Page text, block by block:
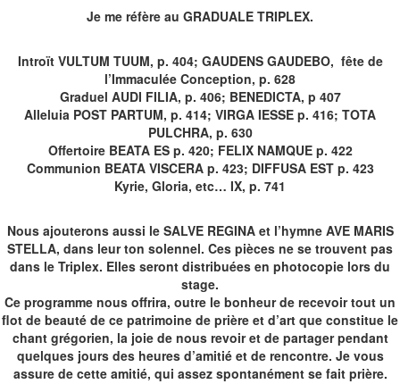
Je me réfère au GRADUALE TRIPLEX.
Introït VULTUM TUUM, p. 404; GAUDENS GAUDEBO, fête de
l’Immaculée Conception, p. 628
Graduel AUDI FILIA, p. 406; BENEDICTA, p 407
Alleluia POST PARTUM, p. 414; VIRGA IESSE p. 416; TOTA
PULCHRA, p. 630
Offertoire BEATA ES p. 420; FELIX NAMQUE p. 422
Communion BEATA VISCERA p. 423; DIFFUSA EST p. 423
Kyrie, Gloria, etc… IX, p. 741
Nous ajouterons aussi le SALVE REGINA et l’hymne AVE MARIS
STELLA, dans leur ton solennel. Ces pièces ne se trouvent pas
dans le Triplex. Elles seront distribuées en photocopie lors du
stage.
Ce programme nous offrira, outre le bonheur de recevoir tout un
flot de beauté de ce patrimoine de prière et d’art que constitue le
chant grégorien, la joie de nous revoir et de partager pendant
quelques jours des heures d’amitié et de rencontre. Je vous
assure de cette amitié, qui assez spontanément se fait prière.